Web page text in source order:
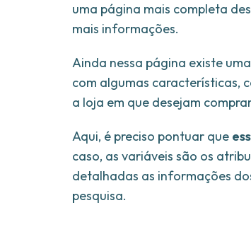
uma página mais completa
mais informações.
Ainda nessa página existe
com algumas características,
a loja em que desejam
Aqui, é preciso pontuar que
caso, as variáveis são os
detalhadas as informações
pesquisa.